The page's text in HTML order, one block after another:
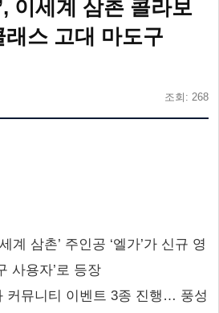
이세계 삼촌 콜라보
스 고대 마도구
조회: 268
계 삼촌’ 주인공 ‘엘가’가 신규 영
사용자’로 등장
커뮤니티 이벤트 3종 진행… 풍성